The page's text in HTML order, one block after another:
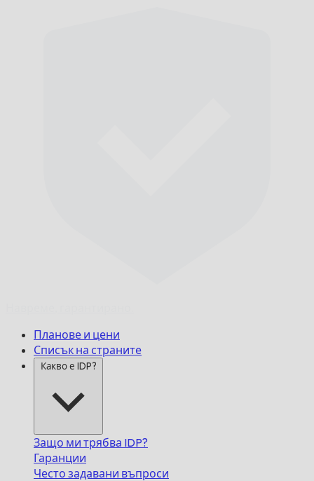
Планове и цени
Списък на страните
Какво е IDP?
Защо ми трябва IDP?
Гаранции
Често задавани въпроси